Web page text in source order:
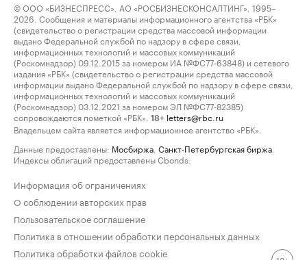
© ООО «БИЗНЕСПРЕСС», АО «РОСБИЗНЕСКОНСАЛТИНГ», 1995–
2026. Сообщения и материалы информационного агентства «РБК»
(свидетельство о регистрации средства массовой информации
выдано Федеральной службой по надзору в сфере связи,
информационных технологий и массовых коммуникаций
(Роскомнадзор) 09.12.2015 за номером ИА №ФС77-63848) и сетевого
издания «РБК» (свидетельство о регистрации средства массовой
информации выдано Федеральной службой по надзору в сфере связи,
информационных технологий и массовых коммуникаций
(Роскомнадзор) 03.12.2021 за номером ЭЛ №ФС77-82385)
сопровождаются пометкой «РБК».
18+ letters@rbc.ru
Владельцем сайта является информационное агентство «РБК».
Данные предоставлены: Мосбиржа Санкт-Петербургская биржа
Индексы облигаций предоставлены Cbonds.
Информация об ограничениях
О соблюдении авторских прав
Пользовательское соглашение
Политика в отношении обработки персональных данных
Политика обработки файлов cookie